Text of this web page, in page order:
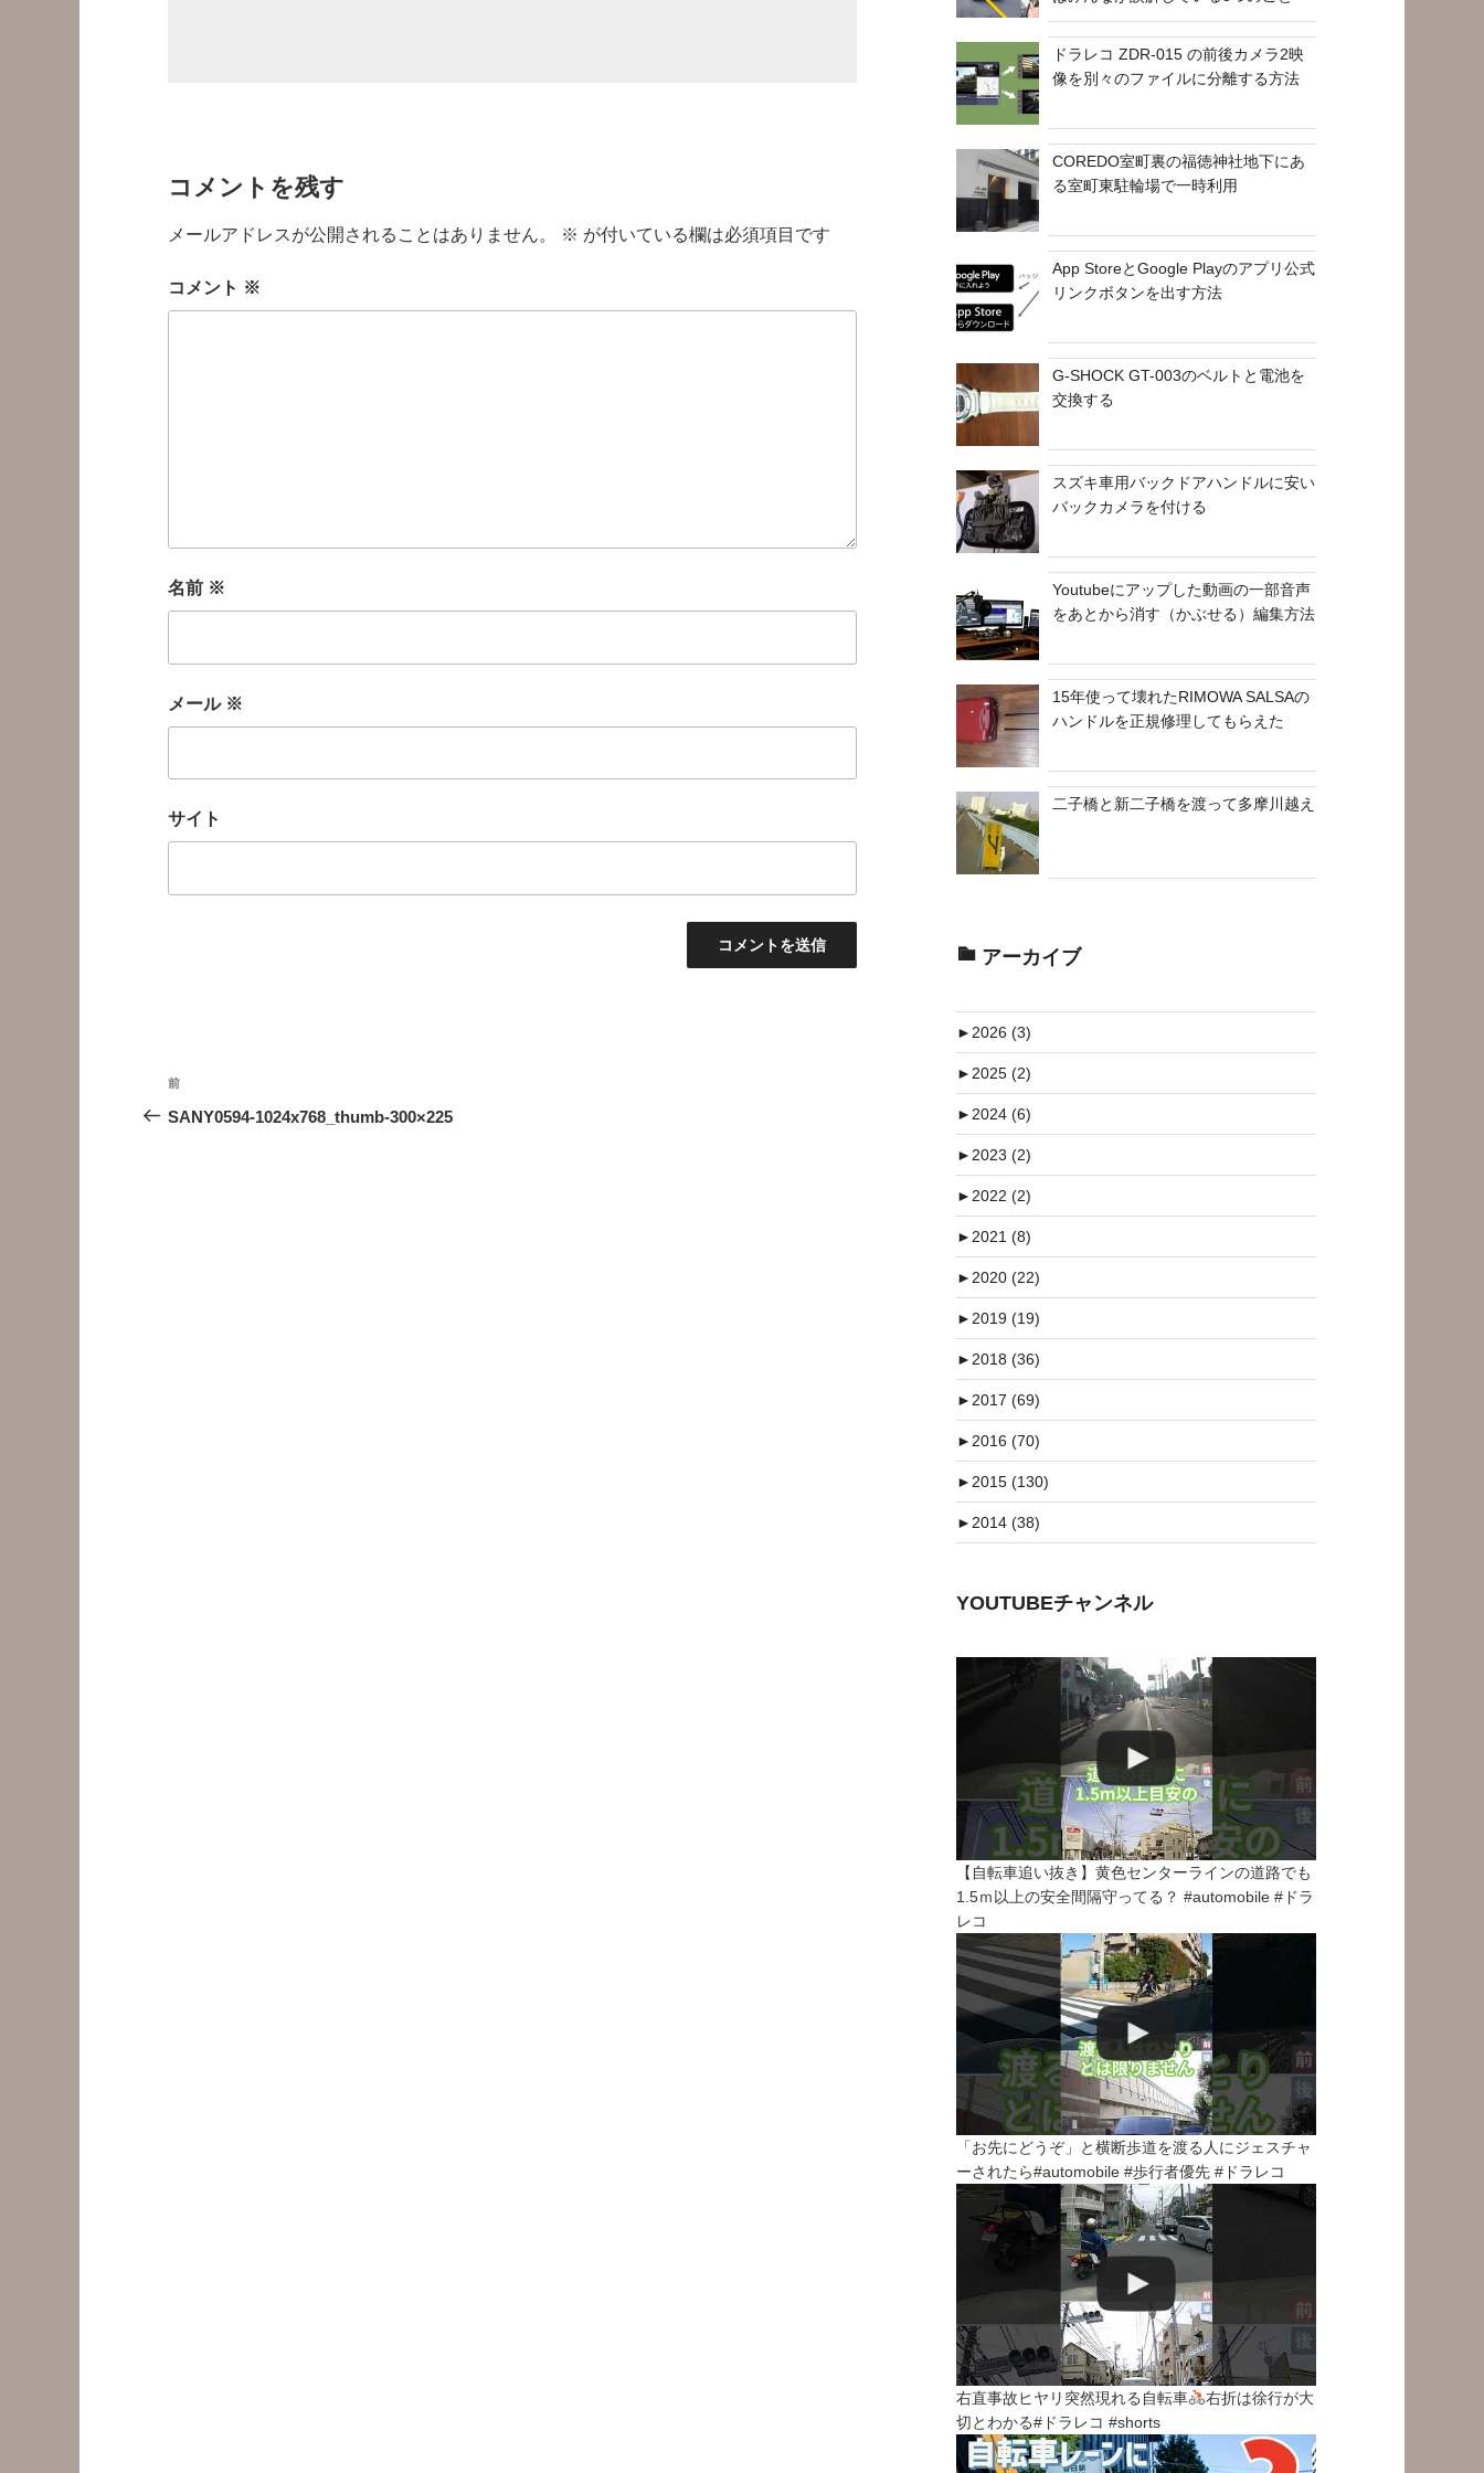
コメントを残す
メールアドレスが公開されることはありません。 ※ が付いている欄は必須項目です
コメント ※
名前 ※
メール ※
サイト
投
稿
前
の
前
SANY0594-1024x768_thumb-300×225
ドラレコ ZDR-015 の前後カメラ2映
像を別々のファイルに分離する方法
COREDO室町裏の福徳神社地下にあ
る室町東駐輪場で一時利用
App StoreとGoogle Playのアプリ公式
リンクボタンを出す方法
G-SHOCK GT-003のベルトと電池を
交換する
スズキ車用バックドアハンドルに安い
バックカメラを付ける
Youtubeにアップした動画の一部音声
をあとから消す（かぶせる）編集方法
15年使って壊れたRIMOWA SALSAの
ハンドルを正規修理してもらえた
二子橋と新二子橋を渡って多摩川越え
アーカイブ
►2026 (3)
►2025 (2)
►2024 (6)
►2023 (2)
►2022 (2)
►2021 (8)
►2020 (22)
►2019 (19)
►2018 (36)
►2017 (69)
►2016 (70)
►2015 (130)
►2014 (38)
YOUTUBEチャンネル
【自転車追い抜き】黄色センターラインの道路でも
1.5ｍ以上の安全間隔守ってる？ #automobile #ドラ
レコ
「お先にどうぞ」と横断歩道を渡る人にジェスチャ
ーされたら#automobile #歩行者優先 #ドラレコ
右直事故ヒヤリ突然現れる自転車
右折は徐行が大
切とわかる#ドラレコ #shorts